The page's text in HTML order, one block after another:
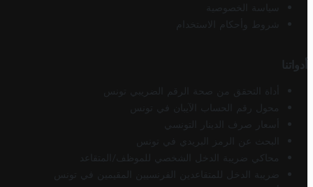
سياسة الخصوصية
شروط وأحكام الاستخدام
أدواتنا
أداة التحقق من صحة الرقم الضريبي تونس
محول رقم الحساب الآيبان في تونس
أسعار صرف الدينار التونسي
البحث عن الرمز البريدي في تونس
محاكي ضريبة الدخل الشخصي للموظف/المتقاعد
ضريبة الدخل للمتقاعدين الفرنسيين المقيمين في تونس